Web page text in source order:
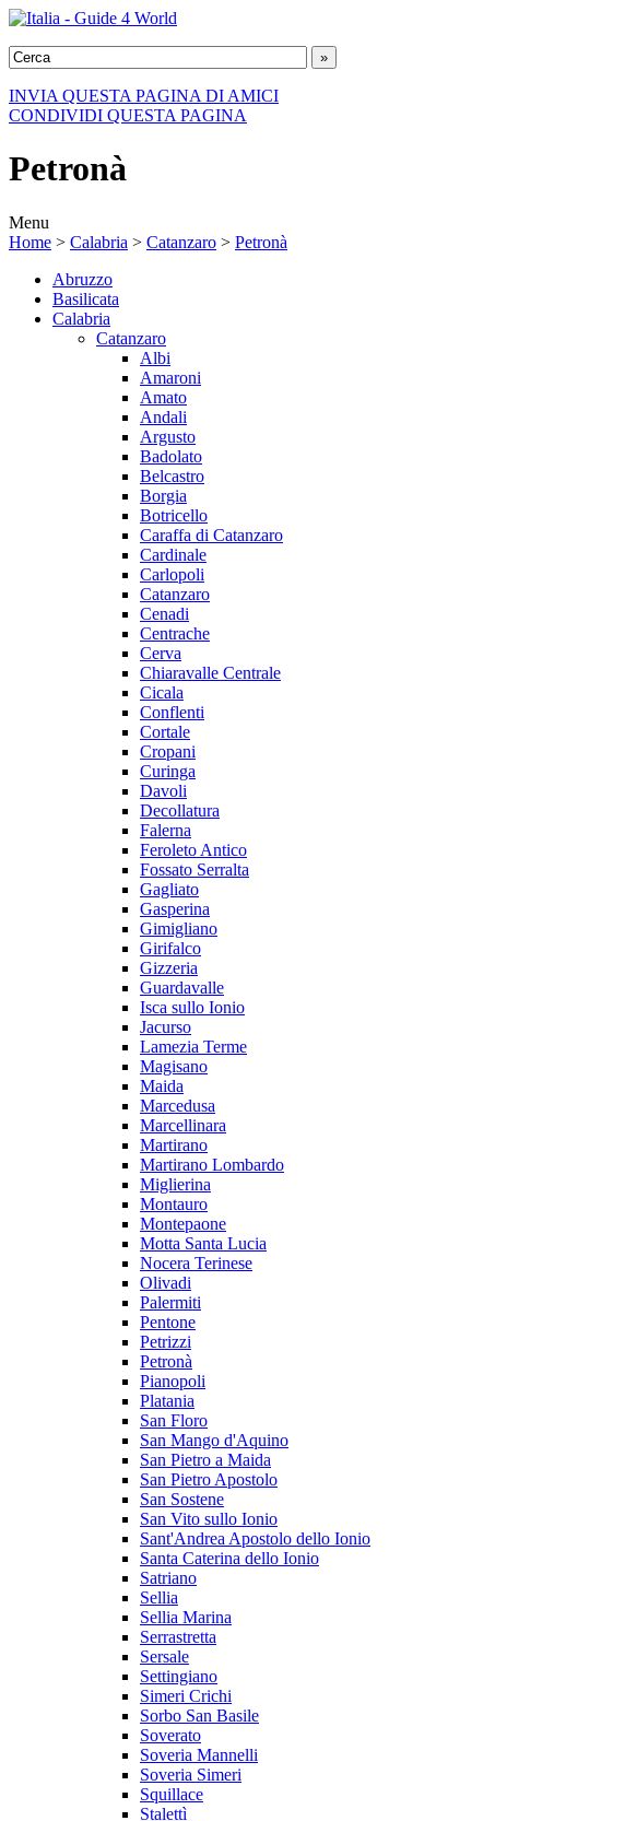
INVIA QUESTA PAGINA DI AMICI
CONDIVIDI QUESTA PAGINA
Petronà
Menu
Home > Calabria > Catanzaro > Petronà
Abruzzo
Basilicata
Calabria
Catanzaro
Albi
Amaroni
Amato
Andali
Argusto
Badolato
Belcastro
Borgia
Botricello
Caraffa di Catanzaro
Cardinale
Carlopoli
Catanzaro
Cenadi
Centrache
Cerva
Chiaravalle Centrale
Cicala
Conflenti
Cortale
Cropani
Curinga
Davoli
Decollatura
Falerna
Feroleto Antico
Fossato Serralta
Gagliato
Gasperina
Gimigliano
Girifalco
Gizzeria
Guardavalle
Isca sullo Ionio
Jacurso
Lamezia Terme
Magisano
Maida
Marcedusa
Marcellinara
Martirano
Martirano Lombardo
Miglierina
Montauro
Montepaone
Motta Santa Lucia
Nocera Terinese
Olivadi
Palermiti
Pentone
Petrizzi
Petronà
Pianopoli
Platania
San Floro
San Mango d'Aquino
San Pietro a Maida
San Pietro Apostolo
San Sostene
San Vito sullo Ionio
Sant'Andrea Apostolo dello Ionio
Santa Caterina dello Ionio
Satriano
Sellia
Sellia Marina
Serrastretta
Sersale
Settingiano
Simeri Crichi
Sorbo San Basile
Soverato
Soveria Mannelli
Soveria Simeri
Squillace
Stalettì